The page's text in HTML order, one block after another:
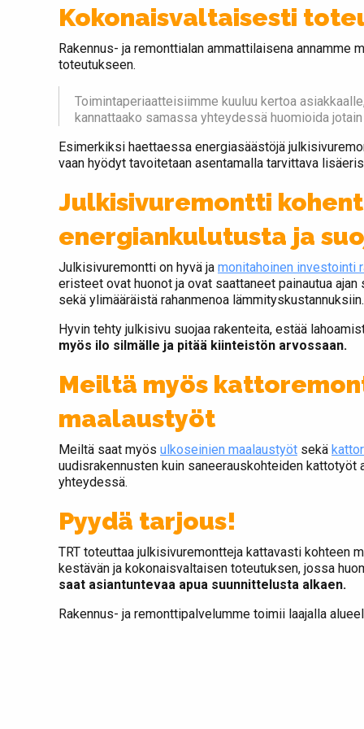
Kokonaisvaltaisesti
Rakennus- ja remonttialan ammattilaisena annamme
toteutukseen.
Toimintaperiaatteisiimme kuuluu kertoa
kannattaako samassa yhteydessä huomioida
Esimerkiksi haettaessa energiasäästöjä
vaan hyödyt tavoitetaan asentamalla tarvittava
Julkisivuremontti
energiankulutusta ja
Julkisivuremontti on hyvä ja monitahoinen investointi
eristeet ovat huonot ja ovat saattaneet painautua
sekä ylimääräistä rahanmenoa lämmityskustannuksiin.
Hyvin tehty julkisivu suojaa rakenteita, estää
myös ilo silmälle ja pitää kiinteistön arvossaan.
Meiltä myös
maalaustyöt
Meiltä saat myös ulkoseinien maalaustyöt sekä
uudisrakennusten kuin saneerauskohteiden
yhteydessä.
Pyydä tarjous!
TRT toteuttaa julkisivuremontteja kattavasti kohteen
kestävän ja kokonaisvaltaisen toteutuksen, jossa
saat asiantuntevaa apua suunnittelusta alkaen.
Rakennus- ja remonttipalvelumme toimii laajalla